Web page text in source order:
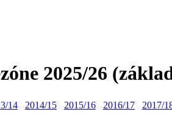
2025/26
14 2014/15 2015/16 2016/17 2017/